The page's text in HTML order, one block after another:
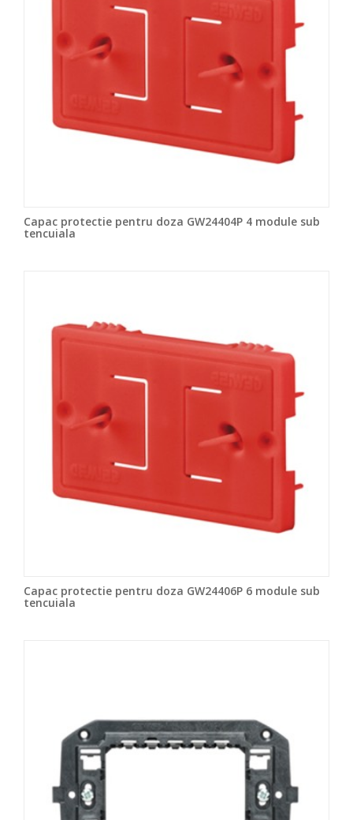
Capac protectie pentru doza GW24404P 4 module sub
tencuiala
Capac protectie pentru doza GW24406P 6 module sub
tencuiala